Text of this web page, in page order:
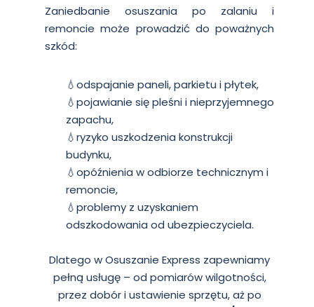
Zaniedbanie osuszania po zalaniu i
remoncie może prowadzić do poważnych
szkód:
💧odspajanie paneli, parkietu i płytek,
💧pojawianie się pleśni i nieprzyjemnego
zapachu,
💧ryzyko uszkodzenia konstrukcji
budynku,
💧opóźnienia w odbiorze technicznym i
remoncie,
💧problemy z uzyskaniem
odszkodowania od ubezpieczyciela.
Dlatego w Osuszanie Express zapewniamy
pełną usługę – od pomiarów wilgotności,
przez dobór i ustawienie sprzętu, aż po